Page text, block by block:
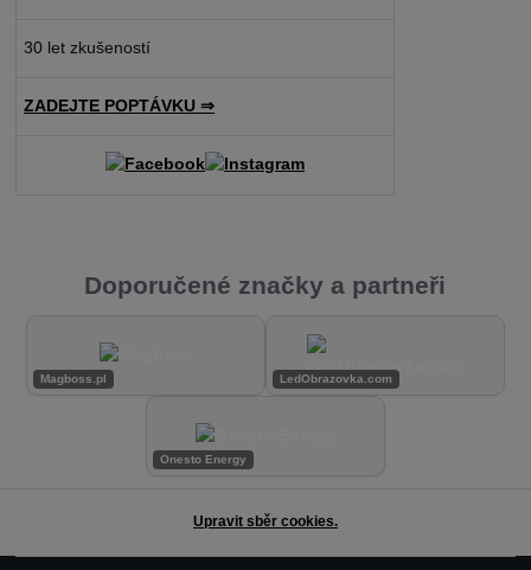
30 let zkušeností
ZADEJTE POPTÁVKU ⇒
Doporučené značky a partneři
Magboss.pl LedObrazovka.com
Onesto Energy
Upravit sběr cookies.